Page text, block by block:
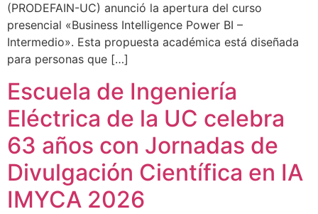
(PRODEFAIN-UC) anunció la apertura del curso
presencial «Business Intelligence Power BI –
Intermedio». Esta propuesta académica está diseñada
para personas que […]
Escuela de Ingeniería
Eléctrica de la UC celebra
63 años con Jornadas de
Divulgación Científica en IA
IMYCA 2026